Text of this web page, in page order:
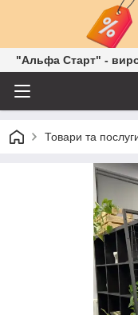
"Альфа Старт" -
Товари та